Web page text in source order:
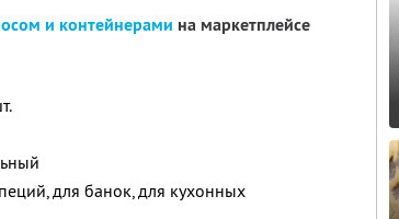
и контейнерами на маркетплейсе
для банок, для кухонных